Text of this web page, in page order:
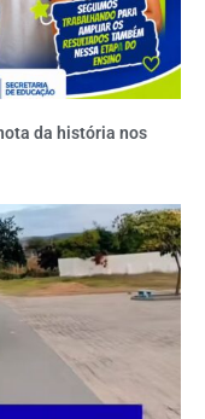
da história nos